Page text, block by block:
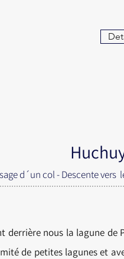
d´un col - Descente vers
derrière nous la lagune de
de petites lagunes et